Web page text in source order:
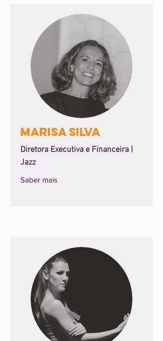
Marisa Silva
Diretora Executiva e Financeira |
Jazz
Saber mais